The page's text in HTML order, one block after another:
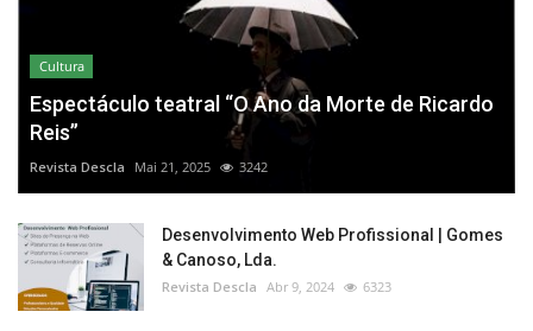
Cultura
Espectáculo teatral “O Ano da Morte de Ricardo
Reis”
Revista Descla Mai 21, 2025 3242
Desenvolvimento Web Profissional | Gomes
& Canoso, Lda.
Revista Descla Abr 9, 2024 6323